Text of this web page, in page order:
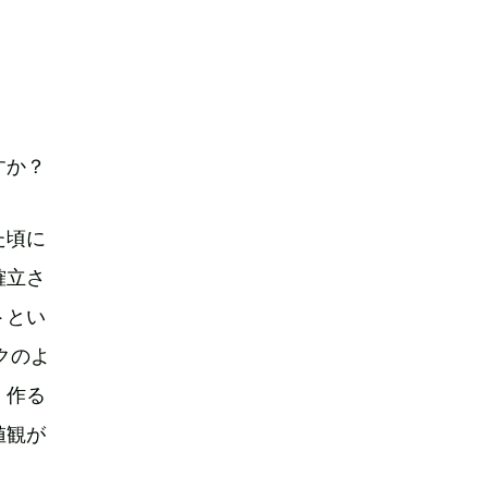
？
頃に
さ
とい
のよ
作る
観が